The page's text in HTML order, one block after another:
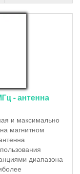
- антенна
и максимально
магнитном
диапазона